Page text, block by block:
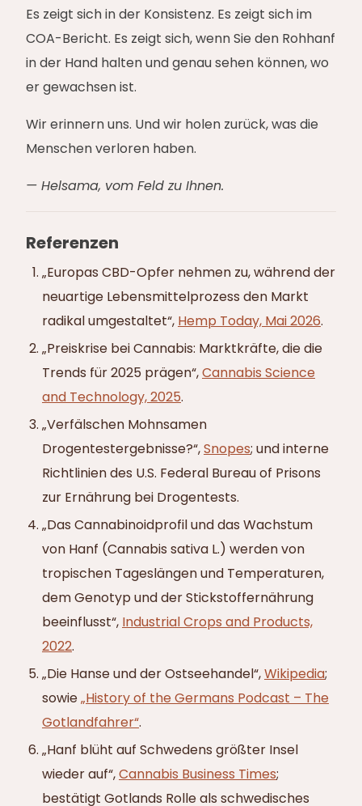
Es zeigt sich in der Konsistenz. Es zeigt sich im
COA-Bericht. Es zeigt sich, wenn Sie den Rohhanf
in der Hand halten und genau sehen können, wo
er gewachsen ist.
Wir erinnern uns. Und wir holen zurück, was die
Menschen verloren haben.
— Helsama, vom Feld zu Ihnen.
Referenzen
„Europas CBD-Opfer nehmen zu, während der
neuartige Lebensmittelprozess den Markt
radikal umgestaltet“, Hemp Today, Mai 2026.
„Preiskrise bei Cannabis: Marktkräfte, die die
Trends für 2025 prägen“,Cannabis Science
and Technology, 2025.
„Verfälschen Mohnsamen
Drogentestergebnisse?“,Snopes; und interne
Richtlinien des U.S. Federal Bureau of Prisons
zur Ernährung bei Drogentests.
„Das Cannabinoidprofil und das Wachstum
von Hanf (Cannabis sativa L.) werden von
tropischen Tageslängen und Temperaturen,
dem Genotyp und der Stickstoffernährung
beeinflusst“, Industrial Crops and Products,
2022.
„Die Hanse und der Ostseehandel“,Wikipedia;
sowie„History of the Germans Podcast – The
Gotlandfahrer“.
„Hanf blüht auf Schwedens größter Insel
wieder auf“,Cannabis Business Times;
bestätigt Gotlands Rolle als schwedisches